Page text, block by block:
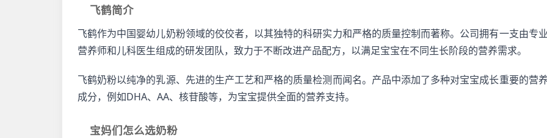
飞鹤简介
飞鹤作为中国婴幼儿奶粉领域的佼佼者，以其独特的科研实力和严格的质量控制而著称。公司拥有一支由专
营养师和儿科医生组成的研发团队，致力于不断改进产品配方，以满足宝宝在不同生长阶段的营养需求。
飞鹤奶粉以纯净的乳源、先进的生产工艺和严格的质量检测而闻名。产品中添加了多种对宝宝成长重要的营
成分，例如DHA、AA、核苷酸等，为宝宝提供全面的营养支持。
宝妈们怎么选奶粉